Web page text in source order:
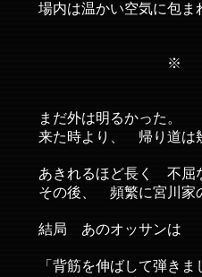
場内は温かい空気に包ま
※
まだ外は明るかった。
来た時より、 帰り道
あきれるほど長く 不屈
その後、 頻繁に宮川家
結局 あのオッサンは
「背筋を伸ばして弾き